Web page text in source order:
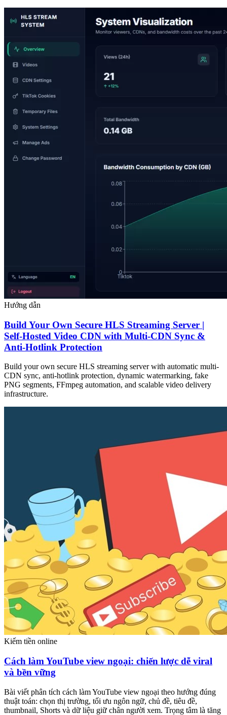
Hướng dẫn
Build Your Own Secure HLS Streaming Server |
Self-Hosted Video CDN with Multi-CDN Sync &
Anti-Hotlink Protection
Build your own secure HLS streaming server with automatic multi-
CDN sync, anti-hotlink protection, dynamic watermarking, fake
PNG segments, FFmpeg automation, and scalable video delivery
infrastructure.
Kiếm tiền online
Cách làm YouTube view ngoại: chiến lược dễ viral
và bền vững
Bài viết phân tích cách làm YouTube view ngoại theo hướng đúng
thuật toán: chọn thị trường, tối ưu ngôn ngữ, chủ đề, tiêu đề,
thumbnail, Shorts và dữ liệu giữ chân người xem. Trọng tâm là tăng